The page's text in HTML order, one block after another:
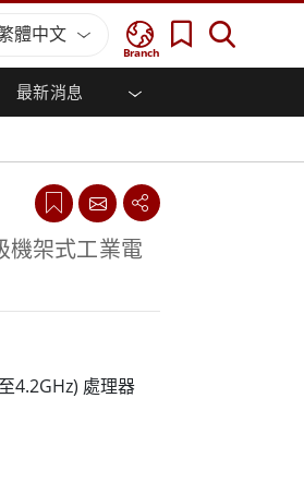
Branch
體中文
最新消息
記型電腦
電腦
板電腦
顯示器
案
標準
架式工業電
4.2GHz) 處理器